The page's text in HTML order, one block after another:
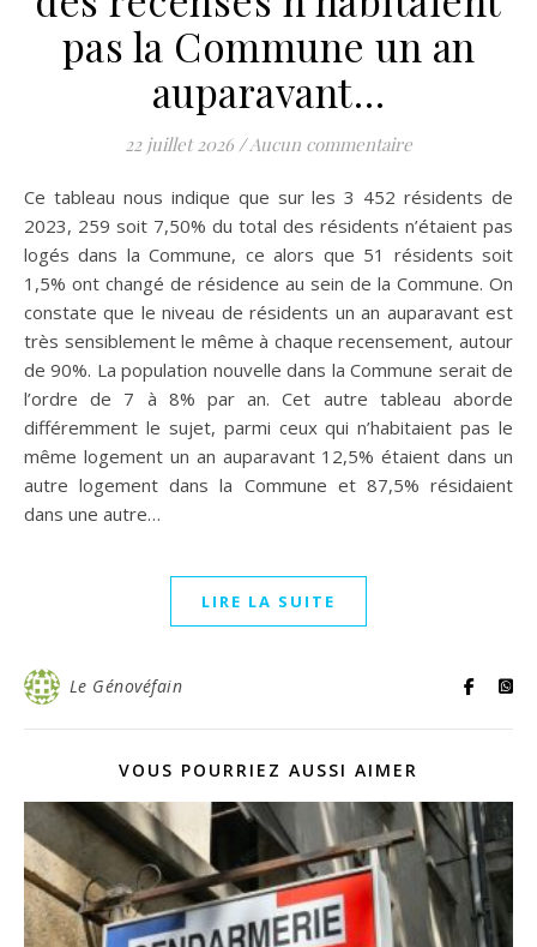
pas la Commune un an
auparavant…
22 juillet 2026 /Aucun commentaire
Ce tableau nous indique que sur les 3 452 résidents de
2023, 259 soit 7,50% du total des résidents n’étaient pas
logés dans la Commune, ce alors que 51 résidents soit
1,5% ont changé de résidence au sein de la Commune. On
constate que le niveau de résidents un an auparavant est
très sensiblement le même à chaque recensement, autour
de 90%. La population nouvelle dans la Commune serait de
l’ordre de 7 à 8% par an. Cet autre tableau aborde
différemment le sujet, parmi ceux qui n’habitaient pas le
même logement un an auparavant 12,5% étaient dans un
autre logement dans la Commune et 87,5% résidaient
dans une autre…
LIRE LA SUITE
Le Génovéfain
VOUS POURRIEZ AUSSI AIMER